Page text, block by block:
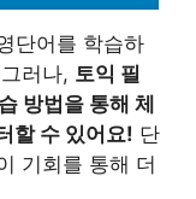
단어를 학습하
러나, 토익 필
방법을 통해 체
할 수 있어요! 단
기회를 통해 더